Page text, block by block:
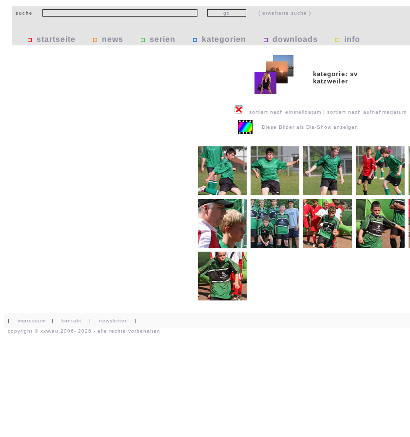
suche ( erweiterte suche )
startseite news serien kategorien downloads info
kategorie: sv
katzweiler
sortiert nach einstelldatum | sortiert nach aufnahmedatum
Diese Bilder als Dia-Show anzeigen
| impressum | kontakt | newsletter |
copyright © xxw.eu 2006- 2026 - alle rechte vorbehalten